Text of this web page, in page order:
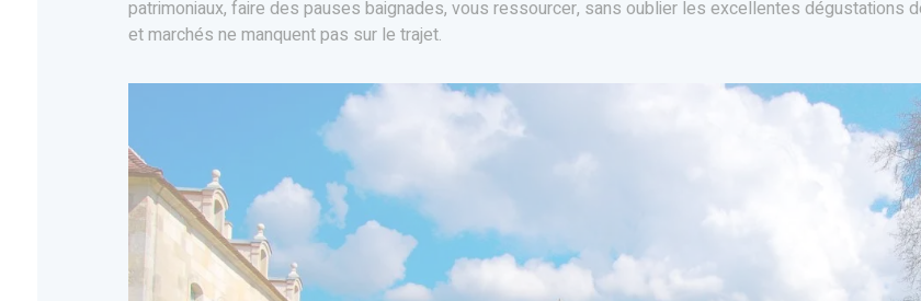
patrimoniaux, faire des pauses baignades, vous ressourcer, sans oublier les excellentes dégustations
et marchés ne manquent pas sur le trajet.